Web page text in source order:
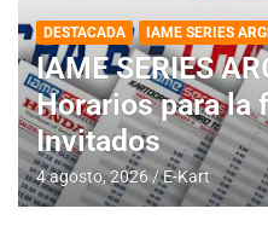
DESTACADA IAME SERIES
IAME SERIES
Horarios para la
Invitados
4 agosto, 2026 E-Kart